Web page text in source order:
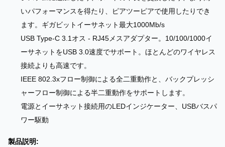
いパフォーマンスを得たり、ピアツーピアで使用したりでき
ます。ギガビットイーサネット最大1000Mb/s
USB Type-C 3.1オス - RJ45メスアダプター。10/100/1000イ
ーサネットをUSB 3.0速度でサポート。ほとんどのワイヤレス
接続よりも高速です。
IEEE 802.3xフロー制御による全二重動作と、バックプレッシ
ャーフロー制御による半二重動作をサポートします。
電源とイーサネット接続用のLEDインジケーター、USBバスパ
ワー駆動
製品説明: